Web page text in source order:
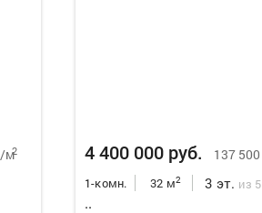
м2 4 400 000 руб. 137
1-комн. 32 м2 3 эт. из 5
..